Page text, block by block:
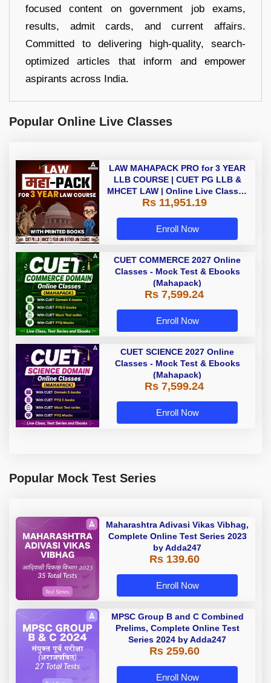
focused content on government job exams,
results, admit cards, and current affairs.
Committed to delivering high-quality, search-
optimized articles that inform and empower
aspirants across India.
Popular Online Live Classes
LAW MAHAPACK PRO for 3 YEAR
LLB COURSE | CUET PG LLB &
MHCET LAW | Online Live Classes
with Printed Books by Adda 247
Rs 11,951.19
Enroll Now
CUET COMMERCE 2027 Online
Classes - Mock Test & Ebooks
(Mahapack)
Rs 7,599.24
Enroll Now
CUET SCIENCE 2027 Online
Classes - Mock Test & Ebooks
(Mahapack)
Rs 7,599.24
Enroll Now
Popular Mock Test Series
Maharashtra Adivasi Vikas Vibhag,
Complete Online Test Series 2023
by Adda247
Rs 139.60
Enroll Now
MPSC Group B and C Combined
Prelims, Complete Online Test
Series 2024 by Adda247
Rs 259.60
Enroll Now